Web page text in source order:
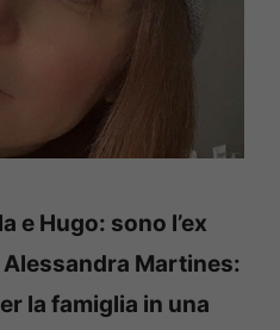
e Hugo: sono l’ex
Martines:
la famiglia in una